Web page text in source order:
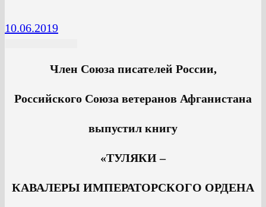
10.06.2019
Член Союза писателей России,
Российского Союза ветеранов Афганистана
выпустил книгу
«ТУЛЯКИ –
КАВАЛЕРЫ ИМПЕРАТОРСКОГО ОРДЕНА